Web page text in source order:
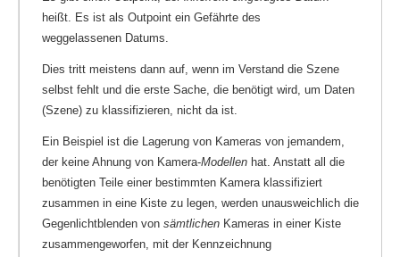
heißt. Es ist als Outpoint ein Gefährte des
weggelassenen Datums.
Dies tritt meistens dann auf, wenn im Verstand die Szene
selbst fehlt und die erste Sache, die benötigt wird, um Daten
(Szene) zu klassifizieren, nicht da ist.
Ein Beispiel ist die Lagerung von Kameras von jemandem,
der keine Ahnung von Kamera-Modellen hat. Anstatt all die
benötigten Teile einer bestimmten Kamera klassifiziert
zusammen in eine Kiste zu legen, werden unausweichlich die
Gegenlichtblenden von sämtlichen Kameras in einer Kiste
zusammengeworfen, mit der Kennzeichnung